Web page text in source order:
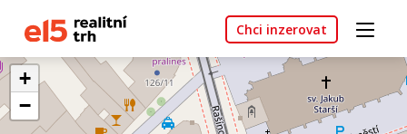
Chci inzerovat
+
−